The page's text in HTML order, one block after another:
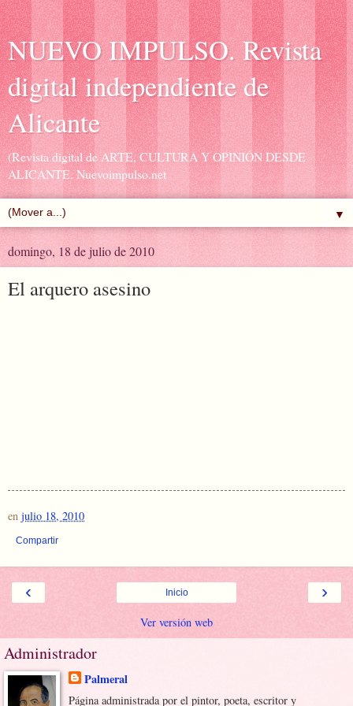
NUEVO IMPULSO. Revista
digital independiente de
Alicante
(Revista digital de ARTE, CULTURA Y OPINIÓN DESDE
ALICANTE. Nuevoimpulso.net
▼
domingo, 18 de julio de 2010
El arquero asesino
en julio 18, 2010
Compartir
‹ ›
Inicio
Ver versión web
Administrador
Palmeral
Página administrada por el pintor, poeta, escritor y